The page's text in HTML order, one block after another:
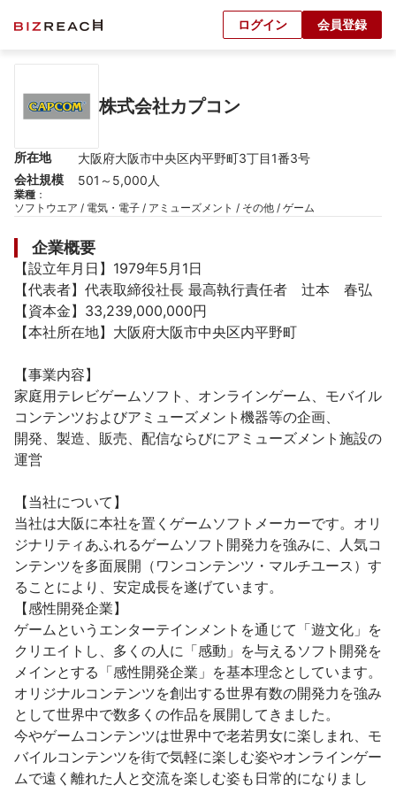
ログイン 会員登録
株式会社カプコン
所在地
大阪府大阪市中央区内平野町3丁目1番3号
会社規模
501～5,000人
業種 ：
ソフトウエア / 電気・電子 / アミューズメント / その他 / ゲーム
企業概要
【設立年月日】1979年5月1日
【代表者】代表取締役社長 最高執行責任者　辻本　春弘
【資本金】33,239,000,000円
【本社所在地】大阪府大阪市中央区内平野町
【事業内容】
家庭用テレビゲームソフト、オンラインゲーム、モバイル
コンテンツおよびアミューズメント機器等の企画、
開発、製造、販売、配信ならびにアミューズメント施設の
運営
【当社について】
当社は大阪に本社を置くゲームソフトメーカーです。オリ
ジナリティあふれるゲームソフト開発力を強みに、人気コ
ンテンツを多面展開（ワンコンテンツ・マルチユース）す
ることにより、安定成長を遂げています。
【感性開発企業】
ゲームというエンターテインメントを通じて「遊文化」を
クリエイトし、多くの人に「感動」を与えるソフト開発を
メインとする「感性開発企業」を基本理念としています。
オリジナルコンテンツを創出する世界有数の開発力を強み
として世界中で数多くの作品を展開してきました。
今やゲームコンテンツは世界中で老若男女に楽しまれ、モ
バイルコンテンツを街で気軽に楽しむ姿やオンラインゲー
ムで遠く離れた人と交流を楽しむ姿も日常的になりまし